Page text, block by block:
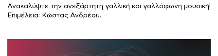
Ανακαλύψτε την ανεξάρτητη γαλλική και γαλλόφωνη μουσική!
Επιμέλεια: Κώστας Ανδρέου.